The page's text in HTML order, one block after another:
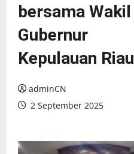
bersama Wakil
Gubernur
Kepulauan Riau
adminCN
2 September 2025